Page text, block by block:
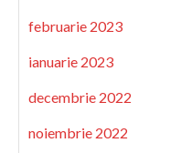
februarie 2023
ianuarie 2023
decembrie 2022
noiembrie 2022